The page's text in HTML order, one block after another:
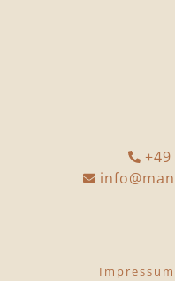
Impressum